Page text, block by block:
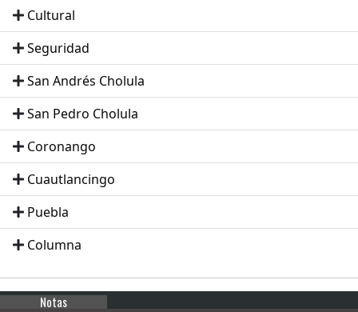
Cultural
Seguridad
San Andrés Cholula
San Pedro Cholula
Coronango
Cuautlancingo
Puebla
Columna
Notas